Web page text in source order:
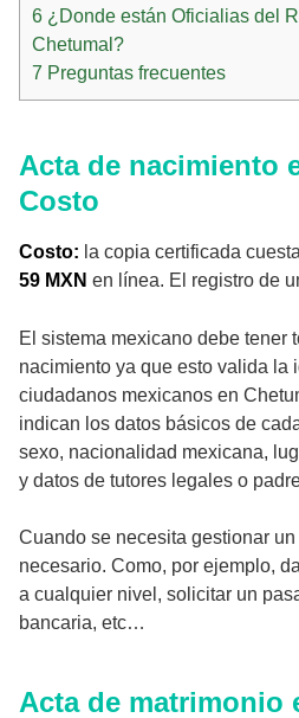
6 ¿Donde están Oficialias del
Chetumal?
7 Preguntas frecuentes
Acta de nacimiento
Costo
Costo: la copia certificada
59 MXN en línea. El registro de
El sistema mexicano debe tener
nacimiento ya que esto valida la
ciudadanos mexicanos en
indican los datos básicos de
sexo, nacionalidad mexicana,
y datos de tutores legales o
Cuando se necesita gestionar
necesario. Como, por ejemplo,
a cualquier nivel, solicitar un
bancaria, etc…
Acta de matrimonio